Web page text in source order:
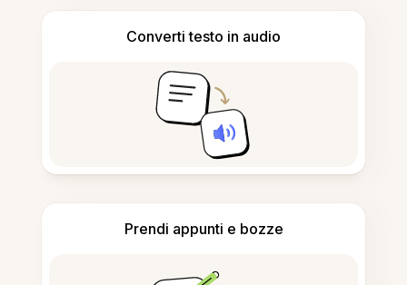
Converti testo in audio
Prendi appunti e bozze